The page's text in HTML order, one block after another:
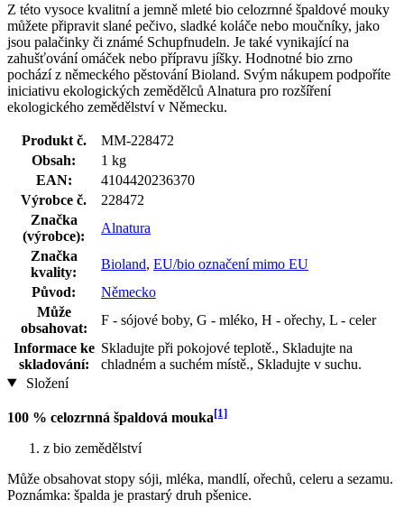
Z této vysoce kvalitní a jemně mleté bio celozrnné špaldové mouky
můžete připravit slané pečivo, sladké koláče nebo moučníky, jako
jsou palačinky či známé Schupfnudeln. Je také vynikající na
zahušťování omáček nebo přípravu jíšky. Hodnotné bio zrno
pochází z německého pěstování Bioland. Svým nákupem podpoříte
iniciativu ekologických zemědělců Alnatura pro rozšíření
ekologického zemědělství v Německu.
Produkt č.
MM-228472
Obsah:
1 kg
EAN:
4104420236370
Výrobce č.
228472
Značka
(výrobce):
Alnatura
Značka
kvality:
Bioland, EU/bio označení mimo EU
Původ:
Německo
Může
obsahovat:
F - sójové boby, G - mléko, H - ořechy, L - celer
Informace ke
skladování:
Skladujte při pokojové teplotě., Skladujte na
chladném a suchém místě., Skladujte v suchu.
Složení
100 % celozrnná špaldová mouka[1]
z bio zemědělství
Může obsahovat stopy sóji, mléka, mandlí, ořechů, celeru a sezamu.
Poznámka: špalda je prastarý druh pšenice.